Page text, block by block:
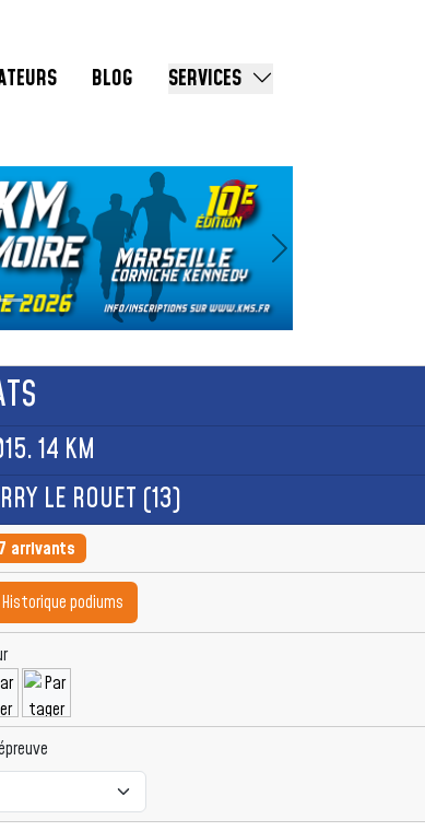
BLOG SERVICES
Suivant
14 KM
LE ROUET (13)
arrivants
podiums